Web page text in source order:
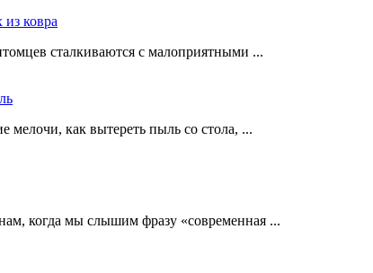
ковра
сталкиваются с малоприятными ...
мелочи, как вытереть пыль со стола, ...
когда мы слышим фразу «современная ...